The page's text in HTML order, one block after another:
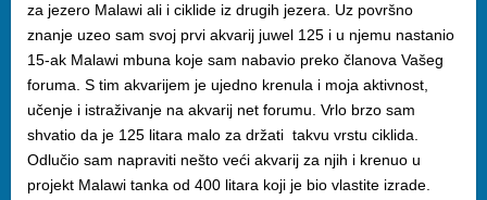
za jezero Malawi ali i ciklide iz drugih jezera. Uz površno
znanje uzeo sam svoj prvi akvarij juwel 125 i u njemu nastanio
15-ak Malawi mbuna koje sam nabavio preko članova Vašeg
foruma. S tim akvarijem je ujedno krenula i moja aktivnost,
učenje i istraživanje na akvarij net forumu. Vrlo brzo sam
shvatio da je 125 litara malo za držati takvu vrstu ciklida.
Odlučio sam napraviti nešto veći akvarij za njih i krenuo u
projekt Malawi tanka od 400 litara koji je bio vlastite izrade.